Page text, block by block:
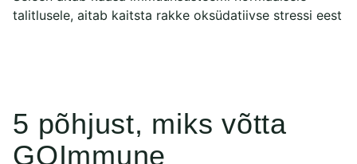
talitlusele, aitab kaitsta rakke oksüdatiivse stressi eest
5 põhjust, miks võtta
GOImmune